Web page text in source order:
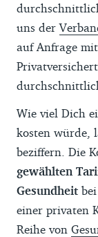
uns der
auf Anfrage
Wie viel Dich
kosten würde,
beziffern. Die
gewählten
Gesundheit
einer privaten
Reihe von